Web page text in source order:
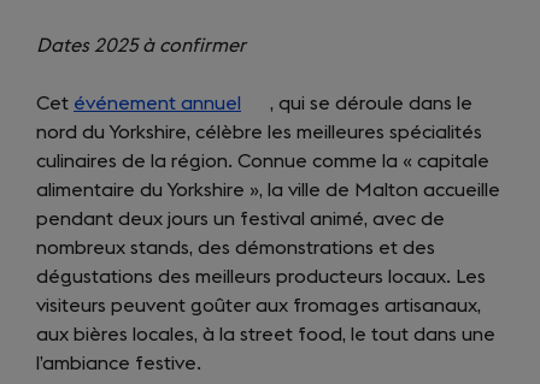
Dates 2025 à confirmer
Cet événement annuel
(opens
in
a
new
tab)
, qui se déroule dans le
nord du Yorkshire, célèbre les meilleures spécialités
culinaires de la région. Connue comme la « capitale
alimentaire du Yorkshire », la ville de Malton accueille
pendant deux jours un festival animé, avec de
nombreux stands, des démonstrations et des
dégustations des meilleurs producteurs locaux. Les
visiteurs peuvent goûter aux fromages artisanaux,
aux bières locales, à la street food, le tout dans une
l’ambiance festive.